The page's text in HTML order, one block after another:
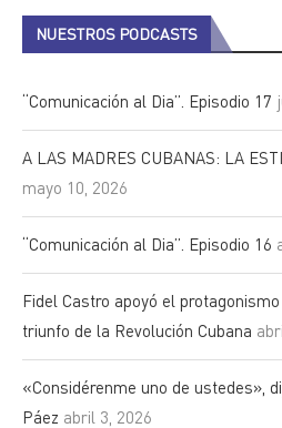
NUESTROS PODCASTS
“Comunicación al Dia”. Episodio 17
A LAS MADRES CUBANAS: LA
mayo 10, 2026
“Comunicación al Dia”. Episodio 16
Fidel Castro apoyó el
triunfo de la Revolución Cubana
«Considérenme uno de ustedes»,
Páez abril 3, 2026